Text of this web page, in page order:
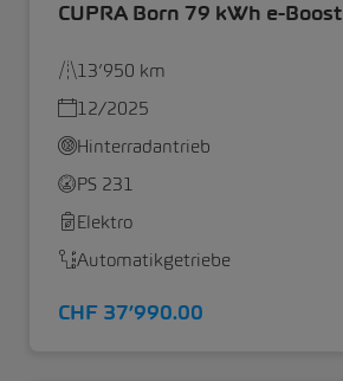
CUPRA Born 79 kWh e-Boost
13’950 km
12/2025
Hinterradantrieb
PS 231
Elektro
Automatikgetriebe
CHF 37’990.00